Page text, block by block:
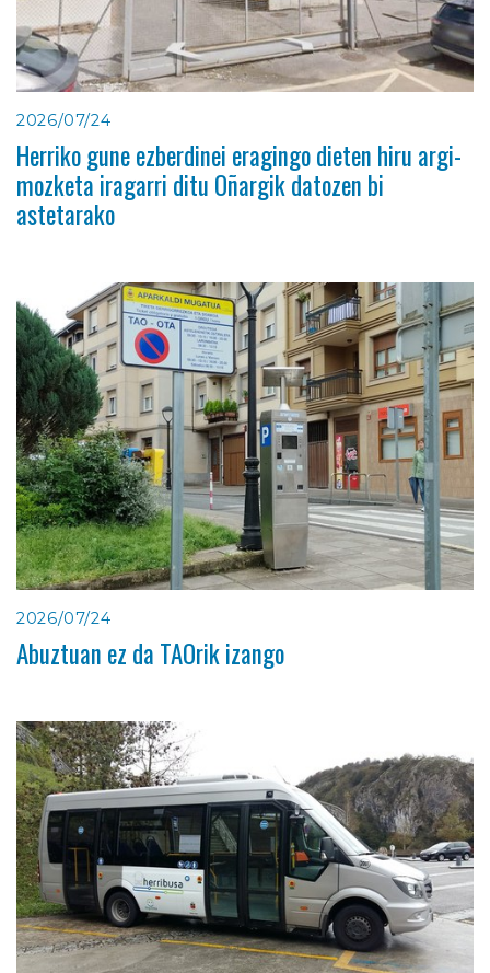
2026/07/24
Herriko gune ezberdinei eragingo dieten hiru argi-
mozketa iragarri ditu Oñargik datozen bi
astetarako
2026/07/24
Abuztuan ez da TAOrik izango